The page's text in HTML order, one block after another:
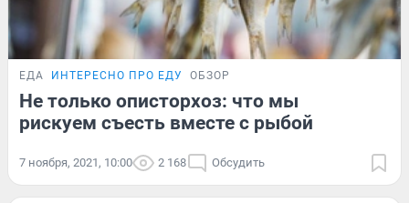
ЕДА ИНТЕРЕСНО ПРО ЕДУ ОБЗОР
Не только описторхоз: что мы
рискуем съесть вместе с рыбой
7 ноября, 2021, 10:00 2 168 Обсудить